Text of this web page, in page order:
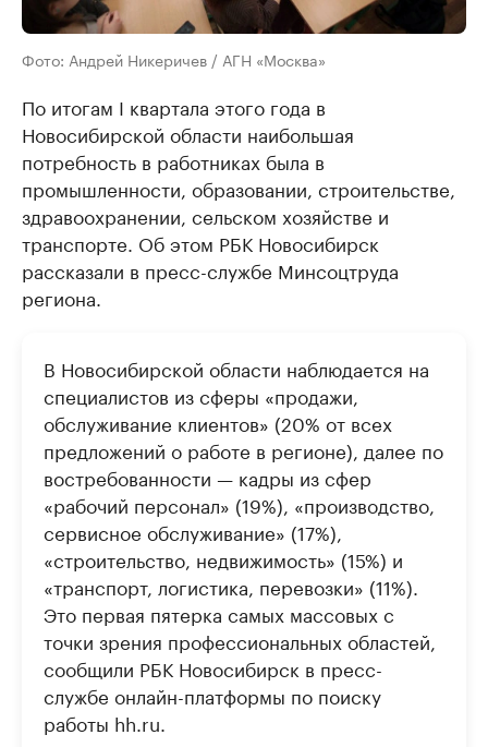
Фото: Андрей Никеричев / АГН «Москва»
По итогам I квартала этого года в
Новосибирской области наибольшая
потребность в работниках была в
промышленности, образовании, строительстве,
здравоохранении, сельском хозяйстве и
транспорте. Об этом РБК Новосибирск
рассказали в пресс-службе Минсоцтруда
региона.
В Новосибирской области наблюдается на
специалистов из сферы «продажи,
обслуживание клиентов» (20% от всех
предложений о работе в регионе), далее по
востребованности — кадры из сфер
«рабочий персонал» (19%), «производство,
сервисное обслуживание» (17%),
«строительство, недвижимость» (15%) и
«транспорт, логистика, перевозки» (11%).
Это первая пятерка самых массовых с
точки зрения профессиональных областей,
сообщили РБК Новосибирск в пресс-
службе онлайн-платформы по поиску
работы hh.ru.